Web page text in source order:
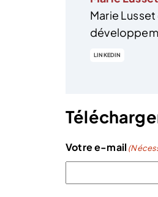
Marie
LINKEDIN
Votre e-mail